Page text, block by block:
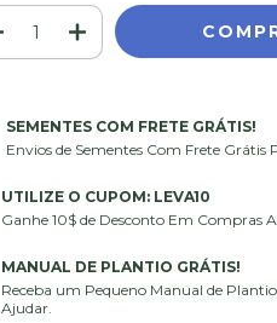
SEMENTES COM FRETE GRÁTIS!
Envios de Sementes Com Frete Grátis
UTILIZE O CUPOM: LEVA10
Ganhe 10$ de Desconto Em Compras
MANUAL DE PLANTIO GRÁTIS!
Receba um Pequeno Manual de
Ajudar.